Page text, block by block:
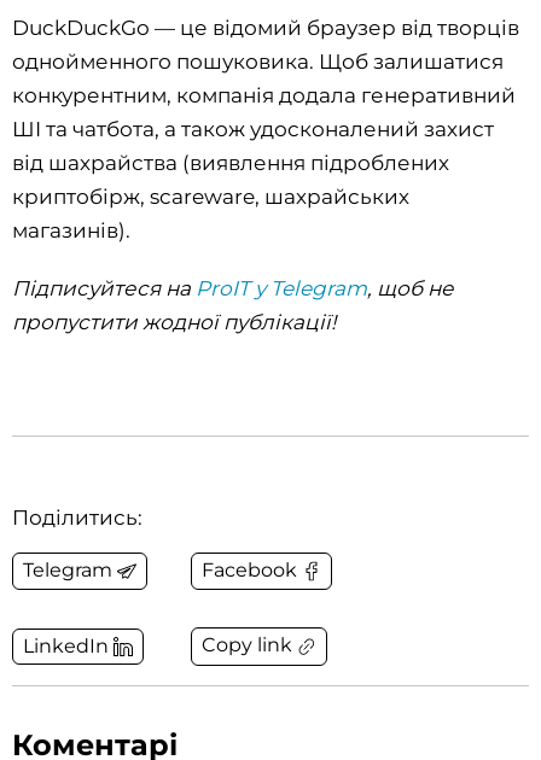
DuckDuckGo — це відомий браузер від творців
однойменного пошуковика. Щоб залишатися
конкурентним, компанія додала генеративний
ШІ та чатбота, а також удосконалений захист
від шахрайства (виявлення підроблених
криптобірж, scareware, шахрайських
магазинів).
Підписуйтеся на ProIT у Telegram, щоб не
пропустити жодної публікації!
Поділитись:
Telegram Facebook
LinkedIn Copy link
Коментарі